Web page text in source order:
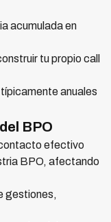
acumulada en
tu propio call
anuales
BPO
efectivo
BPO, afectando
gestiones,